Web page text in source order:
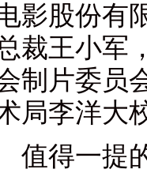
影股份有
裁王小军
制片委员
局李洋大
得一提的